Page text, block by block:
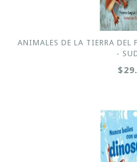
ANIMALES DE LA TIERRA DEL
-